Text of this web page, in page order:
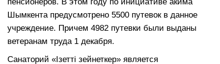
Шымкента предусмотрено 5500 путевок в данное
учреждение. Причем 4982 путевки были выданы
ветеранам труда 1 декабря.
Санаторий «Ізетті зейнеткер» является